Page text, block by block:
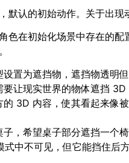
默认的初始动作。关于出现
色在初始化场景中存在的
。
设置为遮挡物，遮挡物透
让现实世界的物体遮挡
3D 内容，使其看起来像
，希望桌子部分遮挡一个
中不可见，但它能挡住后